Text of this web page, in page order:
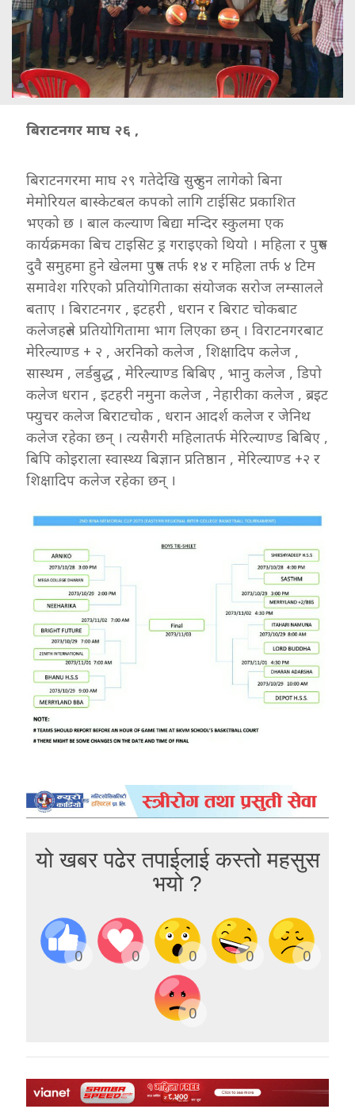
बिराटनगर माघ २६ ,
बिराटनगरमा माघ २९ गतेदेखि सुरु हुन लागेको बिना
मेमोरियल बास्केटबल कपको लागि टाईसिट प्रकाशित
भएको छ । बाल कल्याण बिद्या मन्दिर स्कुलमा एक
कार्यक्रमका बिच टाइसिट ड्र गराइएको थियो । महिला र पुरुष
दुवै समुहमा हुने खेलमा पुरुष तर्फ १४ र महिला तर्फ ४ टिम
समावेश गरिएको प्रतियोगिताका संयोजक सरोज लम्सालले
बताए । बिराटनगर , इटहरी , धरान र बिराट चोकबाट
कलेजहरुले प्रतियोगितामा भाग लिएका छन् । विराटनगरबाट
मेरिल्याण्ड + २ , अरनिको कलेज , शिक्षादिप कलेज ,
सास्थम , लर्डबुद्ध , मेरिल्याण्ड बिबिए , भानु कलेज , डिपो
कलेज धरान , इटहरी नमुना कलेज , नेहारीका कलेज , ब्रइट
फ्युचर कलेज बिराटचोक , धरान आदर्श कलेज र जेनिथ
कलेज रहेका छन् । त्यसैगरी महिलातर्फ मेरिल्याण्ड बिबिए ,
बिपि कोइराला स्वास्थ्य बिज्ञान प्रतिष्ठान , मेरिल्याण्ड +२ र
शिक्षादिप कलेज रहेका छन् ।
यो खबर पढेर तपाईलाई कस्तो महसुस
भयो ?
0 0 0 0 0
0